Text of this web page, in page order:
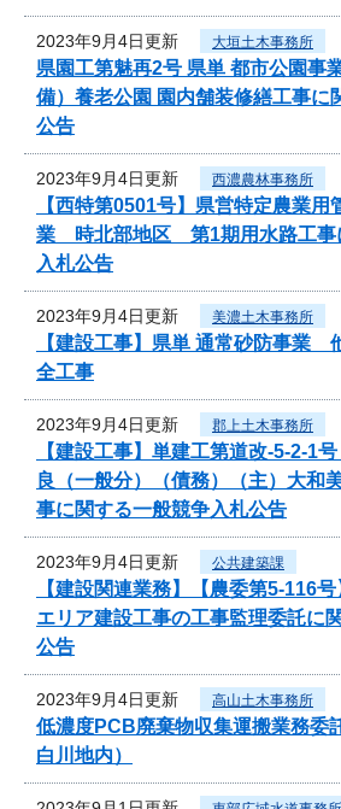
2023年9月4日更新 大垣土木事務所
県園工第魅再2号 県単 都市公園事
備）養老公園 園内舗装修繕工事に
公告
2023年9月4日更新 西濃農林事務所
【西特第0501号】県営特定農業用
業 時北部地区 第1期用水路工事
入札公告
2023年9月4日更新 美濃土木事務所
【建設工事】県単 通常砂防事業
全工事
2023年9月4日更新 郡上土木事務所
【建設工事】単建工第道改-5-2-1
良（一般分）（債務）（主）大
事に関する一般競争入札公告
2023年9月4日更新 公共建築課
【建設関連業務】【農委第5-116
エリア建設工事の工事監理委託に
公告
2023年9月4日更新 高山土木事務所
低濃度PCB廃棄物収集運搬業務委
白川地内）